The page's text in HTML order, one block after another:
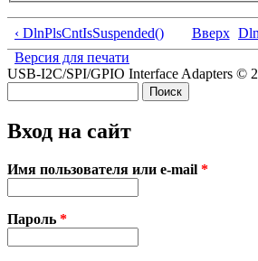
‹ DlnPlsCntIsSuspended() Вверх
Версия для печати
USB-I2C/SPI/GPIO Interface Adapters ©
Вход на сайт
Имя пользователя или e-mail *
Пароль *